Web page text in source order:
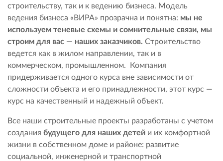
строительству, так и к ведению бизнеса. Модель
ведения бизнеса «ВИРА» прозрачна и понятна: мы не
используем теневые схемы и сомнительные связи, мы
строим для вас — наших заказчиков. Строительство
ведется как в жилом направлении, так и в
коммерческом, промышленном. Компания
придерживается одного курса вне зависимости от
сложности объекта и его принадлежности, этот курс —
курс на качественный и надежный объект.
Все наши строительные проекты разработаны с учетом
создания будущего для наших детей и их комфортной
жизни в собственном доме и районе: развитие
социальной, инженерной и транспортной